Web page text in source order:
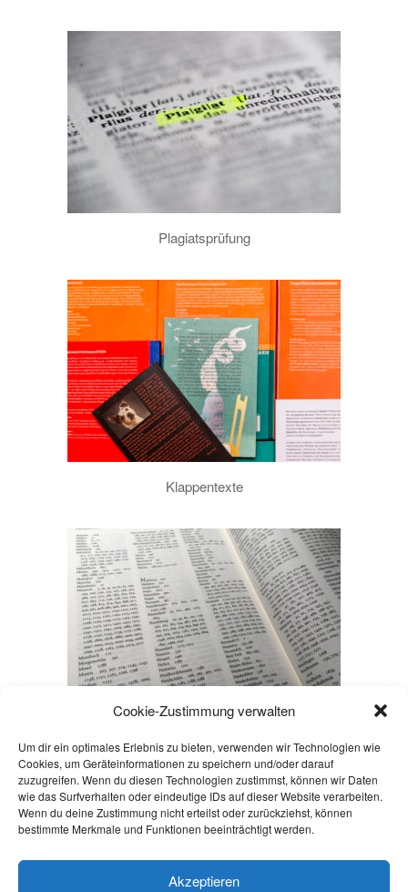
Cookie-Zustimmung verwalten
Um dir ein optimales Erlebnis zu bieten, verwenden wir Technologien wie
Cookies, um Geräteinformationen zu speichern und/oder darauf
zuzugreifen. Wenn du diesen Technologien zustimmst, können wir Daten
wie das Surfverhalten oder eindeutige IDs auf dieser Website verarbeiten.
Wenn du deine Zustimmung nicht erteilst oder zurückziehst, können
bestimmte Merkmale und Funktionen beeinträchtigt werden.
Akzeptieren
Plagiatsprüfung
Klappentexte
Formatierung, Gutachten, Erstellen von sonstigen Texten, …
©2026 |Datenschutzerklärung